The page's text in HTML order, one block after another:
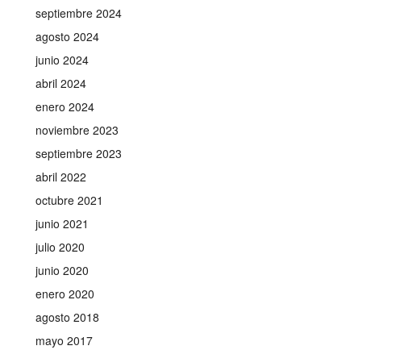
septiembre 2024
agosto 2024
junio 2024
abril 2024
enero 2024
noviembre 2023
septiembre 2023
abril 2022
octubre 2021
junio 2021
julio 2020
junio 2020
enero 2020
agosto 2018
mayo 2017